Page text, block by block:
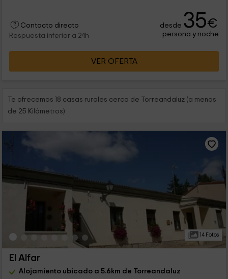
Contacto directo
Respuesta inferior a 24h
desde 35€
persona y noche
VER OFERTA
Te ofrecemos 18 casas rurales cerca de Torreandaluz (a menos
de 25 Kilómetros)
14 Fotos
El Alfar
Alojamiento ubicado a 5.6km de Torreandaluz